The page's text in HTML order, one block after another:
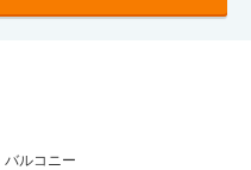
バルコニー